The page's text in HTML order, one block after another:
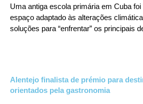
Uma antiga escola primária em Cuba foi
espaço adaptado às alterações
soluções para “enfrentar” os principais
Alentejo finalista de prémio para
orientados pela gastronomia